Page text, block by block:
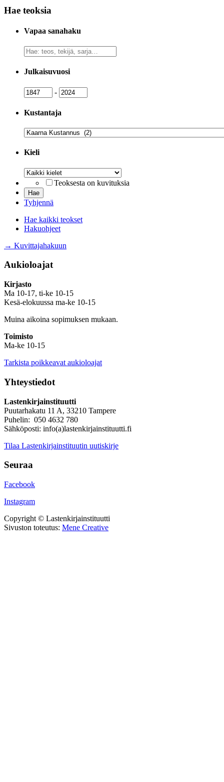
Hae teoksia
Vapaa sanahaku
Vapaa
sanahaku
Julkaisuvuosi
Julkaisuvuosi
- Julkaisuvuosi
Kustantaja
Kustantaja
Kieli
Kieli
Teoksesta on kuvituksia
Tyhjennä
Hae kaikki teokset
Hakuohjeet
→ Kuvittajahakuun
Aukioloajat
Kirjasto
Ma 10-17, ti-ke 10-15
Kesä-elokuussa ma-ke 10-15
Muina aikoina sopimuksen mukaan.
Toimisto
Ma-ke 10-15
Tarkista poikkeavat aukioloajat
Yhteystiedot
Lastenkirjainstituutti
Puutarhakatu 11 A, 33210 Tampere
Puhelin: 050 4632 780
Sähköposti: info(a)lastenkirjainstituutti.fi
Tilaa Lastenkirjainstituutin uutiskirje
Seuraa
Facebook
Instagram
Copyright © Lastenkirjainstituutti
Sivuston toteutus: Mene Creative